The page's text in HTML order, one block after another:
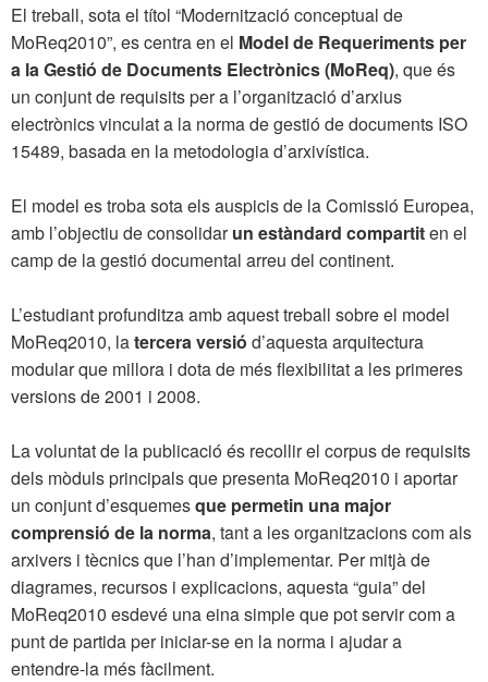
El treball, sota el títol “Modernització conceptual de
MoReq2010”, es centra en el Model de Requeriments per
a la Gestió de Documents Electrònics (MoReq), que és
un conjunt de requisits per a l’organització d’arxius
electrònics vinculat a la norma de gestió de documents ISO
15489, basada en la metodologia d’arxivística.
El model es troba sota els auspicis de la Comissió Europea,
amb l’objectiu de consolidarun estàndard compartiten el
camp de la gestió documental arreu del continent.
L’estudiant profunditza amb aquest treball sobre el model
MoReq2010, latercera versió d’aquesta arquitectura
modular que millora i dota de més flexibilitat a les primeres
versions de 2001 i 2008.
La voluntat de la publicació és recollir el corpus de requisits
dels mòduls principals que presenta MoReq2010 i aportar
un conjunt d’esquemesque permetin una major
comprensió de la norma, tant a les organitzacions com als
arxivers i tècnics que l’han d’implementar. Per mitjà de
diagrames, recursos i explicacions, aquesta “guia” del
MoReq2010 esdevé una eina simple que pot servir com a
punt de partida per iniciar-se en la norma i ajudar a
entendre-la més fàcilment.